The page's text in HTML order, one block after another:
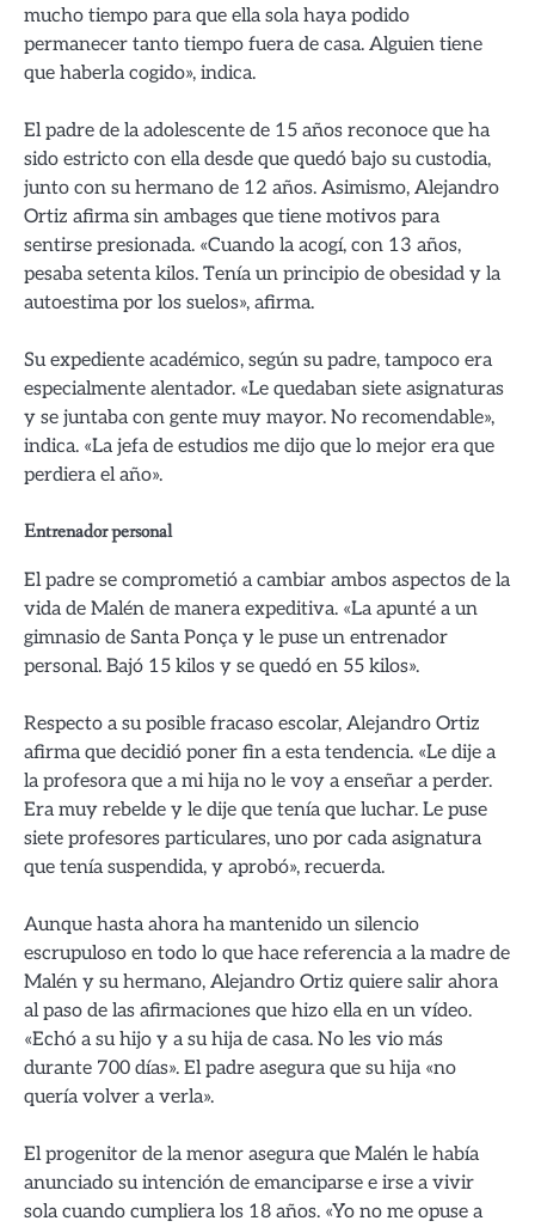
mucho tiempo para que ella sola haya podido
permanecer tanto tiempo fuera de casa. Alguien tiene
que haberla cogido», indica.
El padre de la adolescente de 15 años reconoce que ha
sido estricto con ella desde que quedó bajo su custodia,
junto con su hermano de 12 años. Asimismo, Alejandro
Ortiz afirma sin ambages que tiene motivos para
sentirse presionada. «Cuando la acogí, con 13 años,
pesaba setenta kilos. Tenía un principio de obesidad y la
autoestima por los suelos», afirma.
Su expediente académico, según su padre, tampoco era
especialmente alentador. «Le quedaban siete asignaturas
y se juntaba con gente muy mayor. No recomendable»,
indica. «La jefa de estudios me dijo que lo mejor era que
perdiera el año».
Entrenador personal
El padre se comprometió a cambiar ambos aspectos de la
vida de Malén de manera expeditiva. «La apunté a un
gimnasio de Santa Ponça y le puse un entrenador
personal. Bajó 15 kilos y se quedó en 55 kilos».
Respecto a su posible fracaso escolar, Alejandro Ortiz
afirma que decidió poner fin a esta tendencia. «Le dije a
la profesora que a mi hija no le voy a enseñar a perder.
Era muy rebelde y le dije que tenía que luchar. Le puse
siete profesores particulares, uno por cada asignatura
que tenía suspendida, y aprobó», recuerda.
Aunque hasta ahora ha mantenido un silencio
escrupuloso en todo lo que hace referencia a la madre de
Malén y su hermano, Alejandro Ortiz quiere salir ahora
al paso de las afirmaciones que hizo ella en un vídeo.
«Echó a su hijo y a su hija de casa. No les vio más
durante 700 días». El padre asegura que su hija «no
quería volver a verla».
El progenitor de la menor asegura que Malén le había
anunciado su intención de emanciparse e irse a vivir
sola cuando cumpliera los 18 años. «Yo no me opuse a